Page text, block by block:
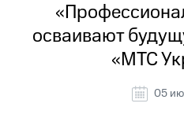
История
компании
Руководство
Пресс-
релизы
о технологиях
осваивают
«МТС
05